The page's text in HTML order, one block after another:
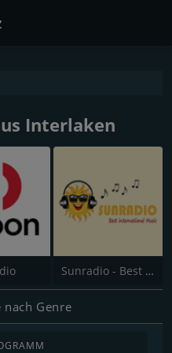
Interlaken
Sunradio - Best international Music
nach Genre